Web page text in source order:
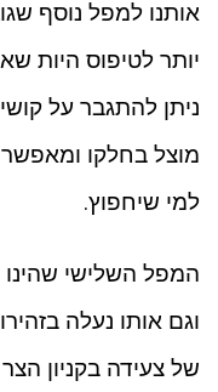
יותר לטיפוס היות
ניתן להתגבר על
מוצל בחלקו
למי שיחפוץ.
המפל השלישי
וגם אותו נעלה
של צעידה בקניון